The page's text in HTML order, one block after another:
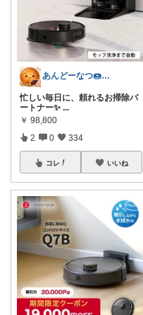
あんどーなつ🍩 毎日楽しくご機嫌に
忙しい毎日に、頼れるお掃除パ
ートナー✨ ...
￥ 98,800
2 0 334
コレ いいね